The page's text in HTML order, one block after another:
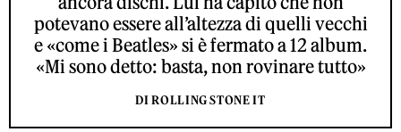
potevano essere all’altezza di quelli vecchi
e «come i Beatles» si è fermato a 12 album.
«Mi sono detto: basta, non rovinare tutto»
DI ROLLING STONE IT